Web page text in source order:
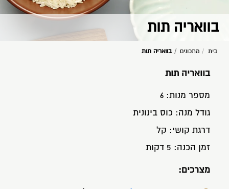
בוואריה תות
בית מתכונים בוואריה תות
בוואריה תות
מספר מנות: 6
גודל מנה: כוס בינונית
דרגת קושי: קל
זמן הכנה: 5 דקות
מצרכים: